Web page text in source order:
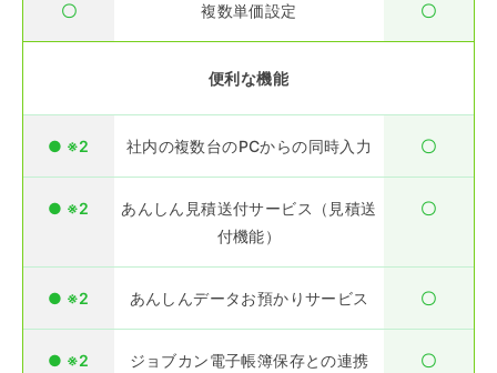
〇 複数単価設定 〇
便利な機能
● ※2 社内の複数台のPCからの同時入力 〇
● ※2
あんしん見積送付サービス（見積送
付機能）
〇
● ※2 あんしんデータお預かりサービス 〇
● ※2
ジョブカン電子帳簿保存との連携
〇